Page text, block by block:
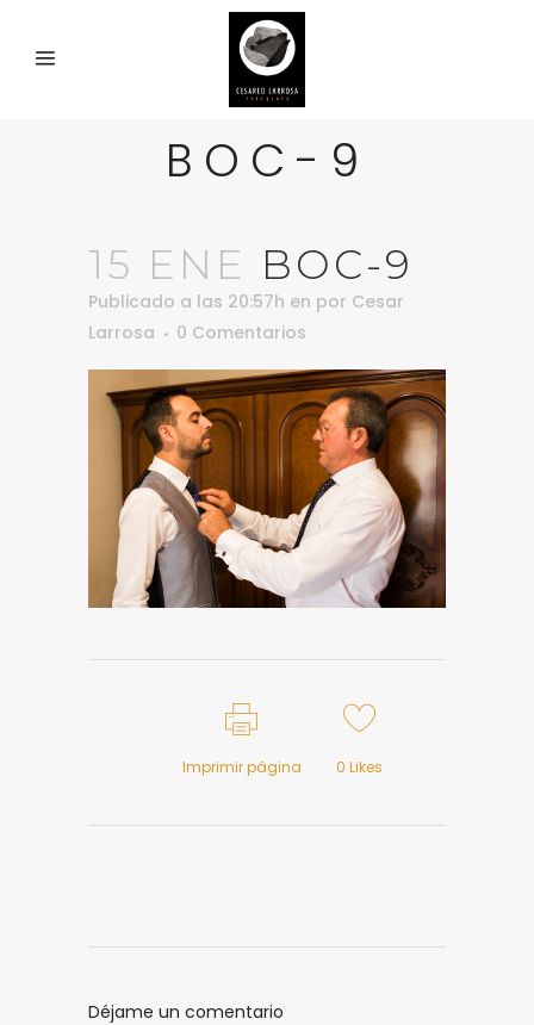
BOC-9
15 ENE BOC-9
Publicado a las 20:57h en por Cesar
Larrosa
0 Comentarios
Imprimir página 0 Likes
Déjame un comentario